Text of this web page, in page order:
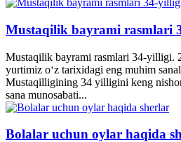
Mustaqilik bayrami rasmlari
Mustaqilik bayrami rasmlari 34-yilligi.
yurtimiz o‘z tarixidagi eng muhim
Mustaqilligining 34 yilligini keng
sana munosabati...
Bolalar uchun oylar haqida